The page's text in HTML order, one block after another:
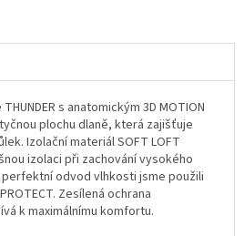
s anatomickým 3D MOTION
plochu dlaně, která zajišťuje
Izolační materiál SOFT LOFT
izolaci při zachování vysokého
odvod vlhkosti jsme použili
Zesílená ochrana
k maximálnímu komfortu.